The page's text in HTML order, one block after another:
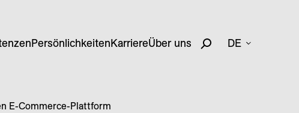
PersönlichkeitenKarriereÜber uns DE
E-Commerce-Plattform